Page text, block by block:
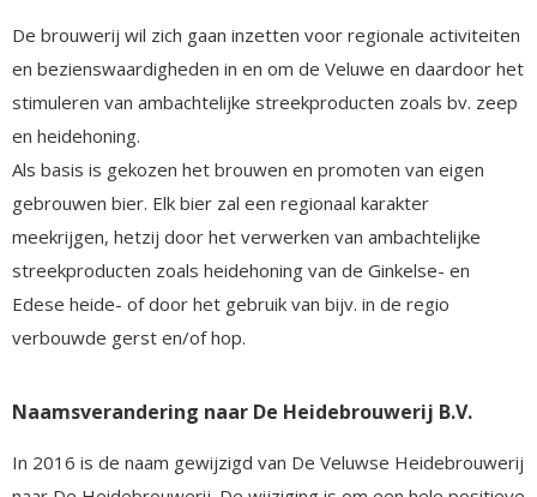
De brouwerij wil zich gaan inzetten voor regionale activiteiten
en bezienswaardigheden in en om de Veluwe en daardoor het
stimuleren van ambachtelijke streekproducten zoals bv. zeep
en heidehoning.
Als basis is gekozen het brouwen en promoten van eigen
gebrouwen bier. Elk bier zal een regionaal karakter
meekrijgen, hetzij door het verwerken van ambachtelijke
streekproducten zoals heidehoning van de Ginkelse- en
Edese heide- of door het gebruik van bijv. in de regio
verbouwde gerst en/of hop.
Naamsverandering naar De Heidebrouwerij B.V.
In 2016 is de naam gewijzigd van De Veluwse Heidebrouwerij